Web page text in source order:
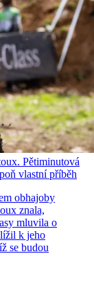
Pětiminutová
vlastní příběh
obhajoby
znala,
mluvila o
k jeho
se budou